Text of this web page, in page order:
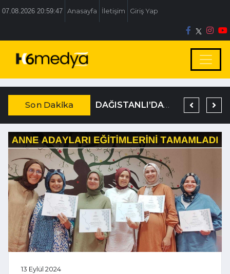
07.08.2026 20:59:48 Anasayfa İletişim Giriş Yap
Son Dakika DAĞISTANLI’DAN, ÖZLÜ’NÜN OTOGAR KARARINA SERT TEPKİ
13 Eylül 2024